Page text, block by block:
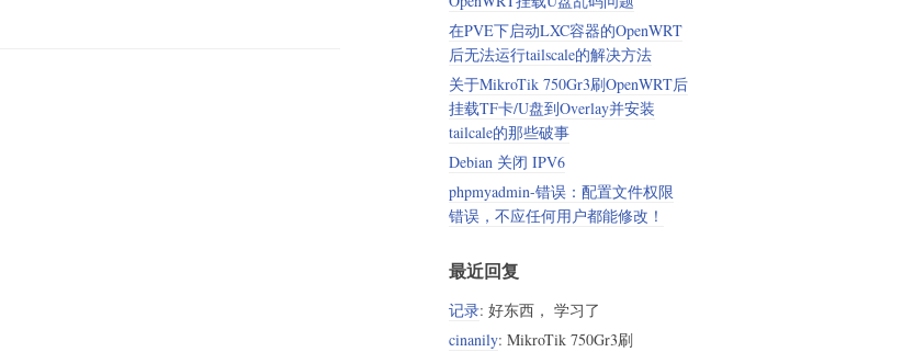
在PVE下启动LXC容器的OpenWRT
后无法运行tailscale的解决方法
关于MikroTik 750Gr3刷OpenWRT后
挂载TF卡/U盘到Overlay并安装
tailcale的那些破事
Debian 关闭 IPV6
phpmyadmin-错误：配置文件权限
错误，不应任何用户都能修改！
最近回复
记录: 好东西， 学习了
cinanily: MikroTik 750Gr3刷